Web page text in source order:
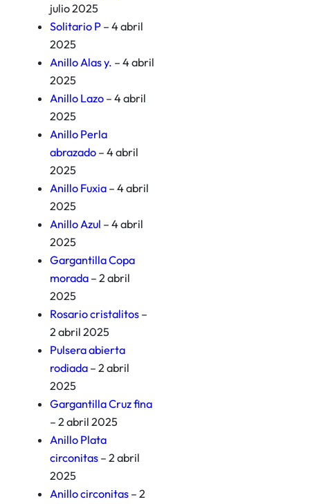
julio 2025
Solitario P – 4 abril
2025
Anillo Alas y. – 4 abril
2025
Anillo Lazo – 4 abril
2025
Anillo Perla
abrazado – 4 abril
2025
Anillo Fuxia – 4 abril
2025
Anillo Azul – 4 abril
2025
Gargantilla Copa
morada – 2 abril
2025
Rosario cristalitos –
2 abril 2025
Pulsera abierta
rodiada – 2 abril
2025
Gargantilla Cruz fina
– 2 abril 2025
Anillo Plata
circonitas – 2 abril
2025
Anillo circonitas – 2